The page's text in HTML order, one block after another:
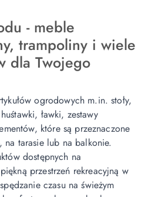
- meble
trampoliny i wiele
dla Twojego
ogrodowych m.in. stoły,
ławki, zestawy
które są przeznaczone
tarasie lub na balkonie.
dostępnych na
przestrzeń rekreacyjną w
czasu na świeżym